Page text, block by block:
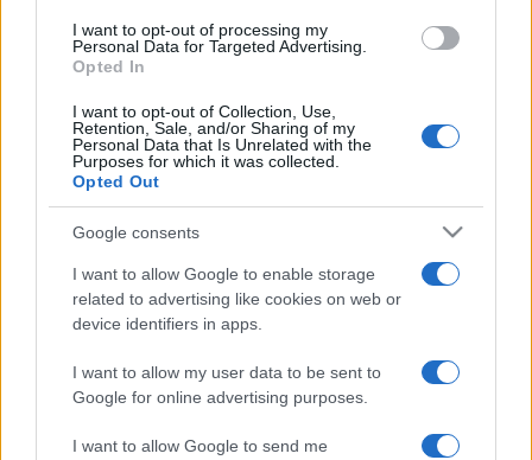
I want to opt-out of processing my
Personal Data for Targeted Advertising.
Opted In
I want to opt-out of Collection, Use,
Retention, Sale, and/or Sharing of my
Personal Data that Is Unrelated with the
Purposes for which it was collected.
Opted Out
Google consents
I want to allow Google to enable storage
related to advertising like cookies on web or
device identifiers in apps.
I want to allow my user data to be sent to
Google for online advertising purposes.
I want to allow Google to send me
IL PIÙ LETTO DEL MESE